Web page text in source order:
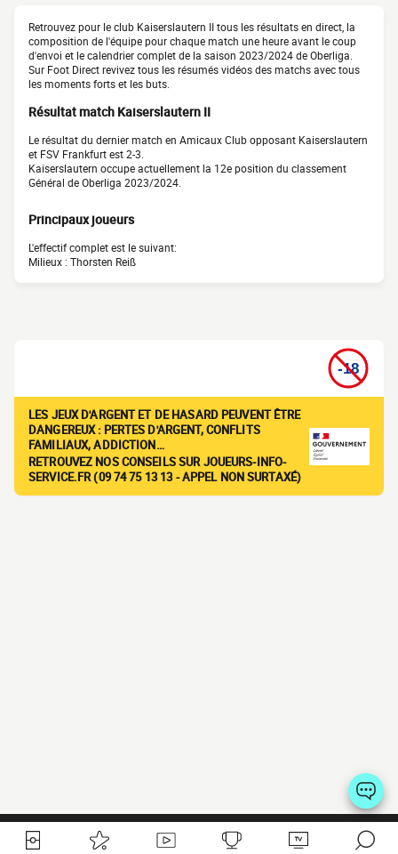
Retrouvez pour le club Kaiserslautern II tous les résultats en direct, la
composition de l'équipe pour chaque match une heure avant le coup
d'envoi et le calendrier complet de la saison 2023/2024 de Oberliga.
Sur Foot Direct revivez tous les résumés vidéos des matchs avec tous
les moments forts et les buts.
Résultat match Kaiserslautern II
Le résultat du dernier match en Amicaux Club opposant Kaiserslautern
et FSV Frankfurt est 2-3.
Kaiserslautern occupe actuellement la 12e position du classement
Général de Oberliga 2023/2024.
Principaux joueurs
L'effectif complet est le suivant:
Milieux : Thorsten Reiß
LES JEUX D'ARGENT ET DE HASARD PEUVENT ÊTRE
DANGEREUX : PERTES D'ARGENT, CONFLITS
FAMILIAUX, ADDICTION…
RETROUVEZ NOS CONSEILS SUR JOUEURS-INFO-
SERVICE.FR (09 74 75 13 13 - APPEL NON SURTAXÉ)